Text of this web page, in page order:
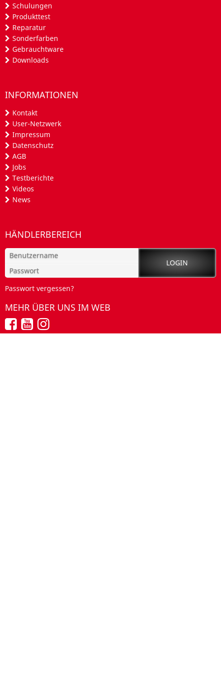
Schulungen
Produkttest
Reparatur
Sonderfarben
Gebrauchtware
Downloads
INFORMATIONEN
Kontakt
User-Netzwerk
Impressum
Datenschutz
AGB
Jobs
Testberichte
Videos
News
HÄNDLERBEREICH
Passwort vergessen?
MEHR ÜBER UNS IM WEB